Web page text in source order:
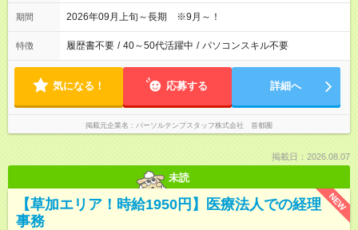
期間 2026年09月上旬～長期 ※9月～！
特徴 履歴書不要 / 40～50代活躍中 / パソコンスキル不要
気になる！ 応募する 詳細へ
掲載元企業名 パーソルテンプスタッフ株式会社 首都圏
掲載日：2026.08.07
未読
NEW
【草加エリア！時給1950円】医療法人での経理
事務